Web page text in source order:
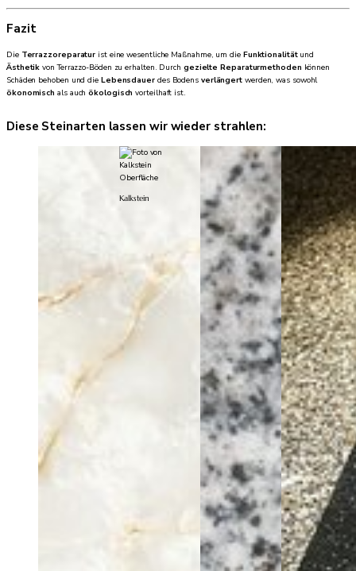
Fazit
Die Terrazzoreparatur ist eine wesentliche Maßnahme, um die Funktionalitätund
Ästhetik von Terrazzo-Böden zu erhalten. Durch gezielte Reparaturmethoden können
Schäden behoben und die Lebensdauerdes Bodens verlängert werden, was sowohl
ökonomisch als auchökologisch vorteilhaft ist.
Diese Steinarten lassen wir wieder strahlen:
Kalkstein